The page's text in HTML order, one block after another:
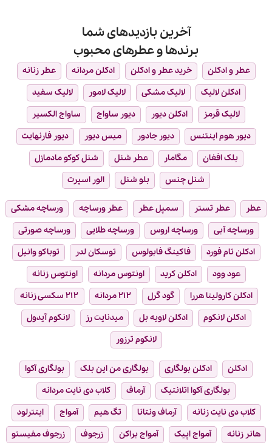
آخرین بازدیدهای شما
برندها و عطرهای محبوب
عطر و ادکلن خرید عطر و ادکلن ادکلن مردانه
عطر زنانه
ادکلن لالیک
لالیک مشکی لالیک لامور
لالیک سفید
لالیک قرمز
ادکلن دیور دیور ساواج
ساواج الکسیر
دیور هوم اینتنس
دیور جادور میس دیور
دیور فارنهایت
بلک افغان
مگامار عطر شنل
شنل کوکو مادمازل
شنل چنس
بلو شنل الور اسپرت
عطر عطر تستر سمپل عطر عطر ورساچه
ورساچه مشکی
ورساچه آبی
ورساچه اروس ورساچه طلایی
ورساچه صورتی
ادکلن تام فورد
فاکینگ فابولوس توسکان لدر
توباکو وانیل
عود وود
ادکلن کرید اونتوس مردانه
اونتوس زنانه
ادکلن کارولینا هررا
گود گرل ۲۱۲ مردانه
۲۱۲ سکسی زنانه
ادکلن لانکوم
ادکلن لاویه بل میدنایت رز
لانکوم آیدول
لانکوم ترزور
ادکلن ادکلن بولگاری بولگاری من این بلک
بولگاری آکوا
بولگاری آکوا اتلانتیک
آرماف
کلاب دی نایت مردانه
کلاب دی نایت زنانه
آرماف ونتانا تگ هیم آمواج
اینترلود
هانر زنانه
آمواج اپیک آمواج براکن زرجوف
زرجوف مفیستو